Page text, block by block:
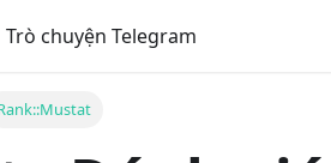
Trò chuyện Telegram